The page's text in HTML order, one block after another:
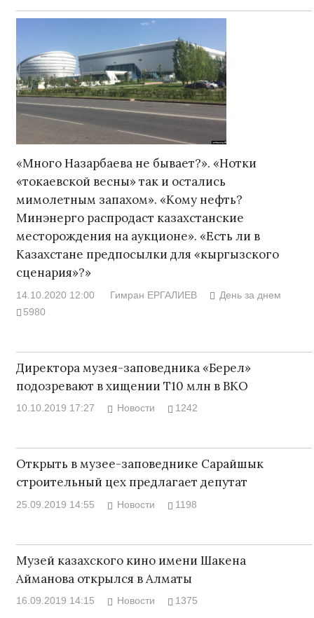
«Много Назарбаева не бывает?». «Нотки
«токаевской весны» так и остались
мимолетным запахом». «Кому нефть?
Минэнерго распродаст казахстанские
месторождения на аукционе». «Есть ли в
Казахстане предпосылки для «кыргызского
сценария»?»
14.10.2020 12:00 Гимран ЕРГАЛИЕВ
День за днем
5980
Директора музея-заповедника «Берел»
подозревают в хищении Т10 млн в ВКО
10.10.2019 17:27 Новости 1242
Открыть в музее-заповеднике Сарайшык
строительный цех предлагает депутат
25.09.2019 14:55 Новости 1198
Музей казахского кино имени Шакена
Айманова открылся в Алматы
16.09.2019 14:15 Новости 1375